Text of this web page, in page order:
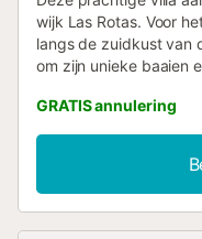
wijk Las Rotas. Voor
langs de zuidkust van
om zijn unieke baaien
de woning is zeer
verharde gedeeltes
zwembad is overdekt
de villa vinden we de
ramen met uitzicht op
GRATIS annulering